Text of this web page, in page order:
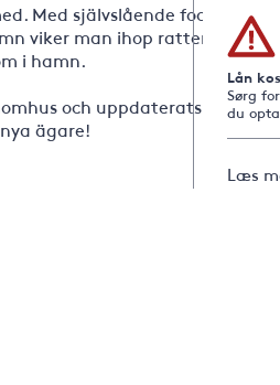
Med självslående fock
viker man ihop ratten
i hamn.
och uppdaterats
ägare!
Lån
Sørg
du
Læs